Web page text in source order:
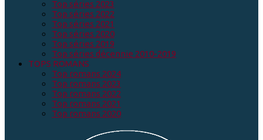
Top séries 2023
Top séries 2022
Top séries 2021
Top séries 2020
Top séries 2019
Top séries décennie 2010-2019
TOPS ROMANS
Top romans 2024
Top romans 2023
Top romans 2022
Top romans 2021
Top romans 2020